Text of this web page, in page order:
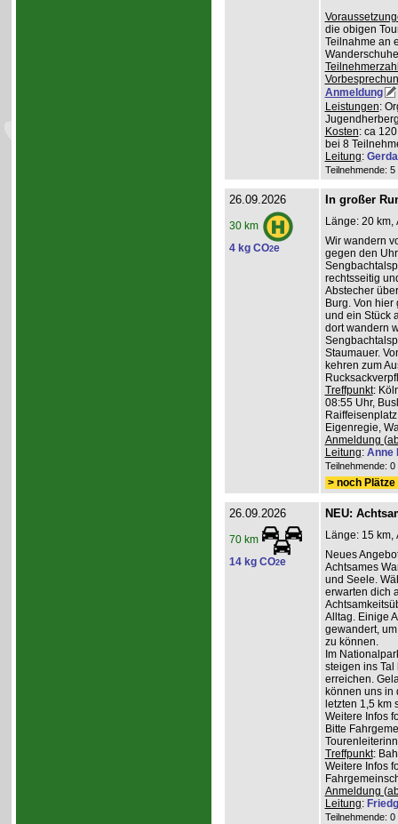
die obigen
Teilnahme an
Anmeldung
Leistungen:
Kosten: ca
bei 8
Leitung:
Teilnehmende:
26.09.2026
30 km
4 kg CO2e
In großer
Länge: 20 km,
Wir wandern
gegen den
rechtsseitig
Abstecher
Burg. Von
und ein Stück
dort wandern
Staumauer.
kehren zum
Treffpunkt:
08:55 Uhr,
Eigenregie,
Anmeldung
Leitung: Anne
Teilnehmende:
> noch
26.09.2026
70 km
14 kg CO2e
NEU:
Länge: 15 km,
Neues
Achtsames
und Seele.
erwarten dich
Alltag. Einige
gewandert,
zu können.
Im
steigen ins
erreichen.
können uns in
letzten 1,5 km
Weitere Infos
Bitte
Treffpunkt:
Weitere Infos
Anmeldung
Leitung:
Teilnehmende: